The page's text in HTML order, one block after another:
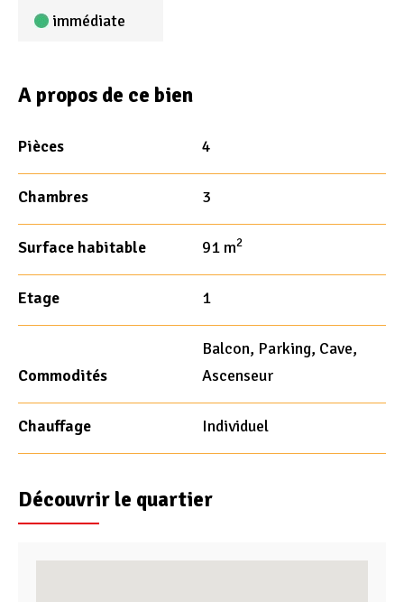
immédiate
A propos de ce bien
Pièces 4
Chambres 3
Surface habitable 91 m2
Etage 1
Commodités
Balcon, Parking, Cave,
Ascenseur
Chauffage Individuel
Découvrir le quartier